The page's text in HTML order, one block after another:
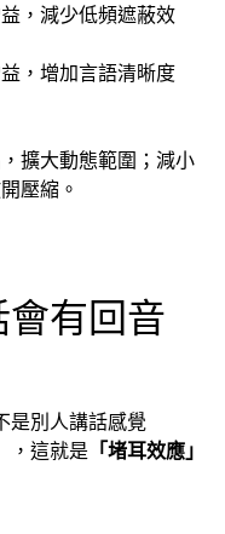
，減少低頻遮蔽效
，增加言語清晰度
擴大動態範圍；減小
壓縮。
有回音
是別人講話感覺
，這就是 「堵耳效應」